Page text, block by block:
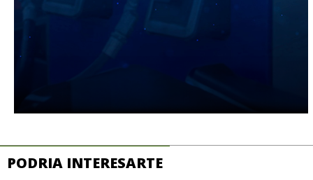
PODRIA INTERESARTE